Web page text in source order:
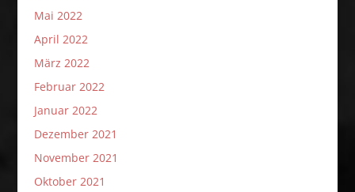
Mai 2022
April 2022
März 2022
Februar 2022
Januar 2022
Dezember 2021
November 2021
Oktober 2021